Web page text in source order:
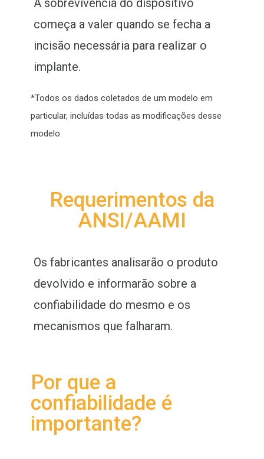
A sobrevivência do dispositivo
começa a valer quando se fecha a
incisão necessária para realizar o
implante.
*Todos os dados coletados de um modelo em
particular, incluídas todas as modificações desse
modelo.
Requerimentos da
ANSI/AAMI
Os fabricantes analisarão o produto
devolvido e informarão sobre a
confiabilidade do mesmo e os
mecanismos que falharam.
Por que a
confiabilidade é
importante?